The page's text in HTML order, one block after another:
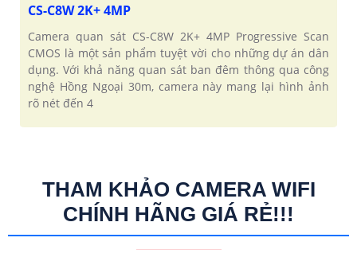
CS-C8W 2K+ 4MP
Camera quan sát CS-C8W 2K+ 4MP Progressive Scan
CMOS là một sản phẩm tuyệt vời cho những dự án dân
dụng. Với khả năng quan sát ban đêm thông qua công
nghệ Hồng Ngoại 30m, camera này mang lại hình ảnh
rõ nét đến 4
THAM KHẢO CAMERA WIFI
CHÍNH HÃNG GIÁ RẺ!!!